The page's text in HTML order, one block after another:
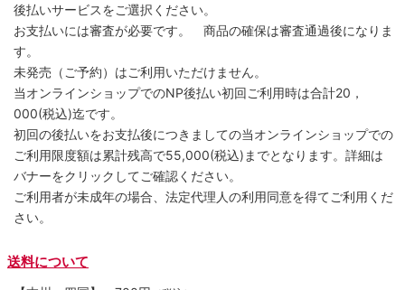
後払いサービスをご選択ください。
お支払いには審査が必要です。 商品の確保は審査通過後になりま
す。
未発売（ご予約）はご利用いただけません。
当オンラインショップでのNP後払い初回ご利用時は合計20，
000(税込)迄です。
初回の後払いをお支払後につきましての当オンラインショップでの
ご利用限度額は累計残高で55,000(税込)までとなります。詳細は
バナーをクリックしてご確認ください。
ご利用者が未成年の場合、法定代理人の利用同意を得てご利用くだ
さい。
送料について